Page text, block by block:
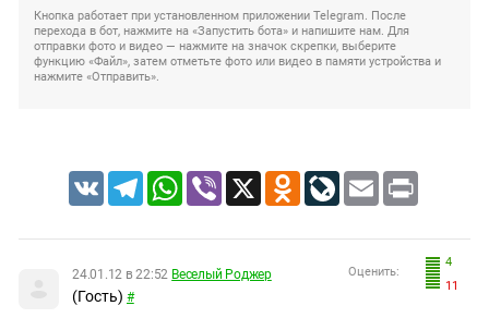
Кнопка работает при установленном приложении Telegram. После
перехода в бот, нажмите на «Запустить бота» и напишите нам. Для
отправки фото и видео — нажмите на значок скрепки, выберите
функцию «Файл», затем отметьте фото или видео в памяти устройства и
нажмите «Отправить».
VK TelegramWhatsApp
Viber X Odnoklassniki
LiveJournal
Email Print
4
11
Оценить:
24.01.12 в 22:52 Веселый Роджер
(Гость) #